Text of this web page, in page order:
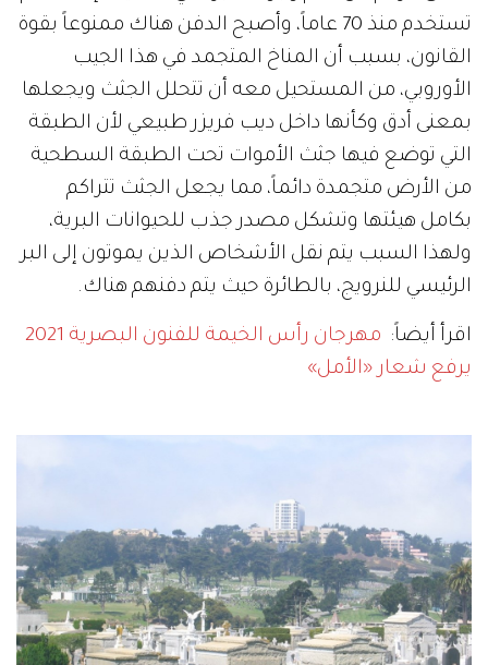
تستخدم منذ 70 عاماً، وأصبح الدفن هناك ممنوعاً بقوة
القانون، بسبب أن المناخ المتجمد في هذا الجيب
الأوروبي، من المستحيل معه أن تتحلل الجثث ويجعلها
بمعنى أدق وكأنها داخل ديب فريزر طبيعي لأن الطبقة
التي توضع فيها جثث الأموات تحت الطبقة السطحية
من الأرض متجمدة دائماً، مما يجعل الجثث تتراكم
بكامل هيئتها وتشكل مصدر جذب للحيوانات البرية،
ولهذا السبب يتم نقل الأشخاص الذين يموتون إلى البر
الرئيسي للنرويج، بالطائرة حيث يتم دفنهم هناك.
اقرأ أيضاً:
مهرجان رأس الخيمة للفنون البصرية 2021
يرفع شعار «الأمل»